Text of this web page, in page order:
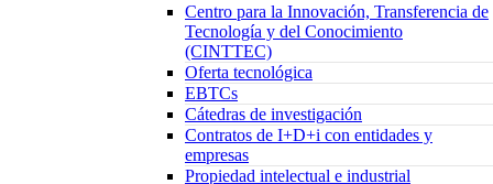
Centro para la Innovación, Transferencia de
Tecnología y del Conocimiento
(CINTTEC)
Oferta tecnológica
EBTCs
Cátedras de investigación
Contratos de I+D+i con entidades y
empresas
Propiedad intelectual e industrial